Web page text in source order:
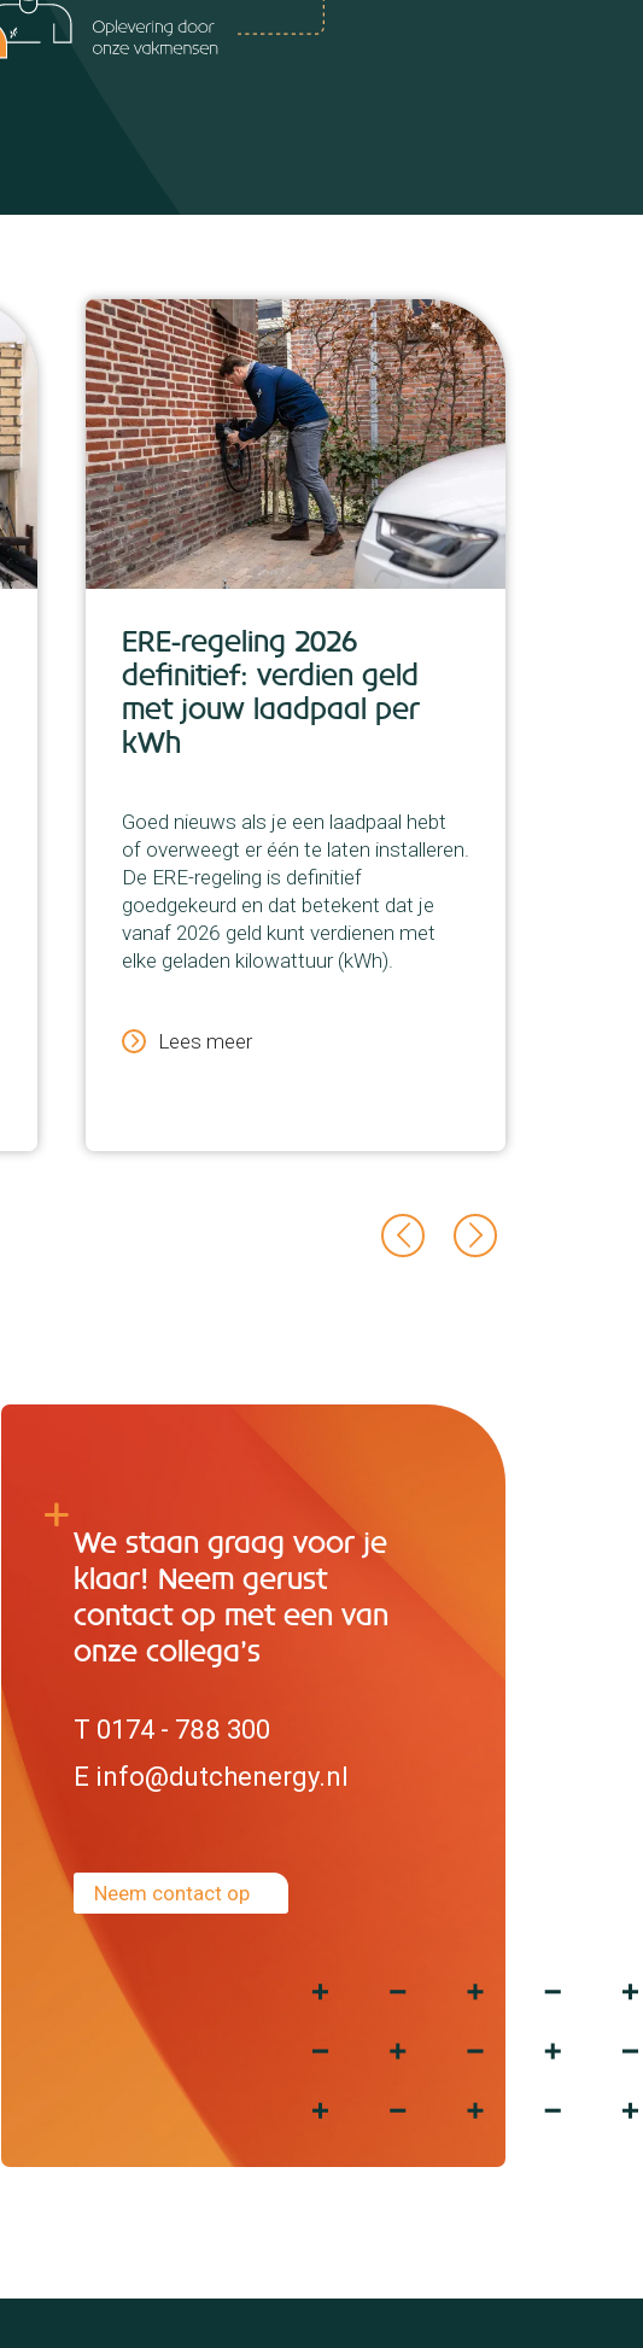
ERE-regeling 2026
definitief: verdien geld
met jouw laadpaal per
kWh
Goed nieuws als je een laadpaal hebt
of overweegt er één te laten installeren.
De ERE-regeling is definitief
goedgekeurd en dat betekent dat je
vanaf 2026 geld kunt verdienen met
elke geladen kilowattuur (kWh).
Lees meer
We staan graag voor je
klaar! Neem gerust
contact op met een van
onze collega’s
T 0174 - 788 300
E info@dutchenergy.nl
Neem contact op